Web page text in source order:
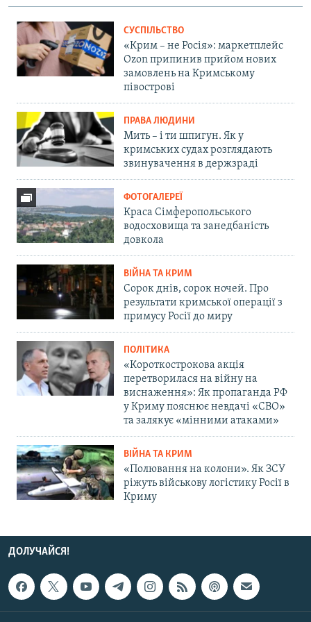
СУСПІЛЬСТВО
«Крим – не Росія»: маркетплейс
Ozon припинив прийом нових
замовлень на Кримському
півострові
ПРАВА ЛЮДИНИ
Мить – і ти шпигун. Як у
кримських судах розглядають
звинувачення в держзраді
ФОТОГАЛЕРЕЇ
Краса Сімферопольського
водосховища та занедбаність
довкола
ВІЙНА ТА КРИМ
Сорок днів, сорок ночей. Про
результати кримської операції з
примусу Росії до миру
ПОЛІТИКА
«Короткострокова акція
перетворилася на війну на
виснаження»: Як пропаганда РФ
у Криму пояснює невдачі «СВО»
та залякує «мінними атаками»
ВІЙНА ТА КРИМ
«Полювання на колони». Як ЗСУ
ріжуть військову логістику Росії в
Криму
ДОЛУЧАЙСЯ!